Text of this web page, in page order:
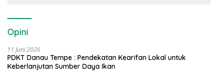
Opini
11 Juni 2026
PDKT Danau Tempe : Pendekatan Kearifan Lokal untuk
Keberlanjutan Sumber Daya Ikan